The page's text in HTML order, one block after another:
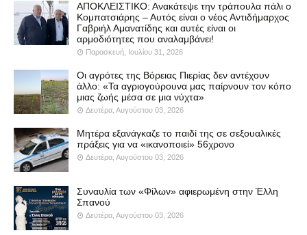
ΑΠΟΚΛΕΙΣΤΙΚΟ: Ανακάτεψε την τράπουλα πάλι ο
Κομπατσιάρης – Αυτός είναι ο νέος Αντιδήμαρχος
Γαβριήλ Αμανατίδης και αυτές είναι οι
αρμοδιότητες που αναλαμβάνει!
Παρασκευή, Ιουλίου 31, 2026
Οι αγρότες της Βόρειας Πιερίας δεν αντέχουν
άλλο: «Τα αγριογούρουνα μας παίρνουν τον κόπο
μιας ζωής μέσα σε μια νύχτα»
Δευτέρα, Αυγούστου 03, 2026
Μητέρα εξανάγκαζε το παιδί της σε σεξουαλικές
πράξεις για να «ικανοποιεί» 56χρονο
Δευτέρα, Αυγούστου 03, 2026
Συναυλία των «Φίλων» αφιερωμένη στην Έλλη
Σπανού
Δευτέρα, Αυγούστου 03, 2026